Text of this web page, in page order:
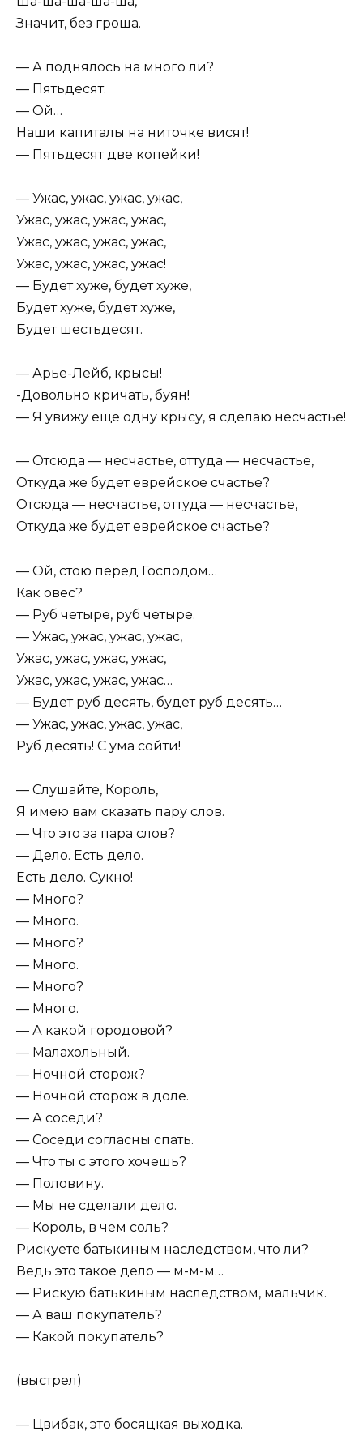
Значит, без гроша.
— А поднялось на много ли?
— Пятьдесят.
— Ой…
Наши капиталы на ниточке висят!
— Пятьдесят две копейки!
— Ужас, ужас, ужас, ужас,
Ужас, ужас, ужас, ужас,
Ужас, ужас, ужас, ужас,
Ужас, ужас, ужас, ужас!
— Будет хуже, будет хуже,
Будет хуже, будет хуже,
Будет шестьдесят.
— Арье-Лейб, крысы!
-Довольно кричать, буян!
— Я увижу еще одну крысу, я сделаю несчастье!
— Отсюда — несчастье, оттуда — несчастье,
Откуда же будет еврейское счастье?
Отсюда — несчастье, оттуда — несчастье,
Откуда же будет еврейское счастье?
— Ой, стою перед Господом…
Как овес?
— Руб четыре, руб четыре.
— Ужас, ужас, ужас, ужас,
Ужас, ужас, ужас, ужас,
Ужас, ужас, ужас, ужас…
— Будет руб десять, будет руб десять…
— Ужас, ужас, ужас, ужас,
Руб десять! С ума сойти!
— Слушайте, Король,
Я имею вам сказать пару слов.
— Что это за пара слов?
— Дело. Есть дело.
Есть дело. Сукно!
— Много?
— Много.
— Много?
— Много.
— Много?
— Много.
— А какой городовой?
— Малахольный.
— Ночной сторож?
— Ночной сторож в доле.
— А соседи?
— Соседи согласны спать.
— Что ты с этого хочешь?
— Половину.
— Мы не сделали дело.
— Король, в чем соль?
Рискуете батькиным наследством, что ли?
Ведь это такое дело — м-м-м…
— Рискую батькиным наследством, мальчик.
— А ваш покупатель?
— Какой покупатель?
(выстрел)
— Цвибак, это босяцкая выходка.